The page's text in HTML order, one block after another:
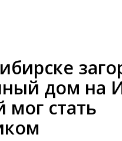
дом на
мог стать